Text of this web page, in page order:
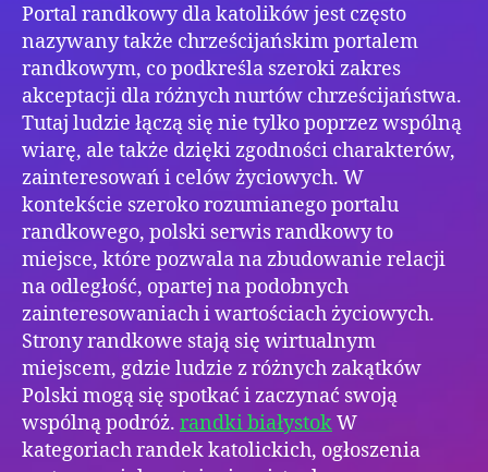
Portal randkowy dla katolików jest często
nazywany także chrześcijańskim portalem
randkowym, co podkreśla szeroki zakres
akceptacji dla różnych nurtów chrześcijaństwa.
Tutaj ludzie łączą się nie tylko poprzez wspólną
wiarę, ale także dzięki zgodności charakterów,
zainteresowań i celów życiowych. W
kontekście szeroko rozumianego portalu
randkowego, polski serwis randkowy to
miejsce, które pozwala na zbudowanie relacji
na odległość, opartej na podobnych
zainteresowaniach i wartościach życiowych.
Strony randkowe stają się wirtualnym
miejscem, gdzie ludzie z różnych zakątków
Polski mogą się spotkać i zaczynać swoją
wspólną podróż. randki białystokW
kategoriach randek katolickich, ogłoszenia